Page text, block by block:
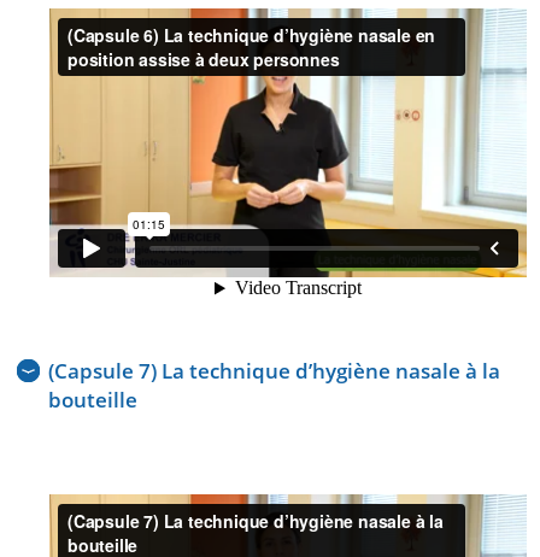
(Capsule 7) La technique d’hygiène nasale à la
bouteille